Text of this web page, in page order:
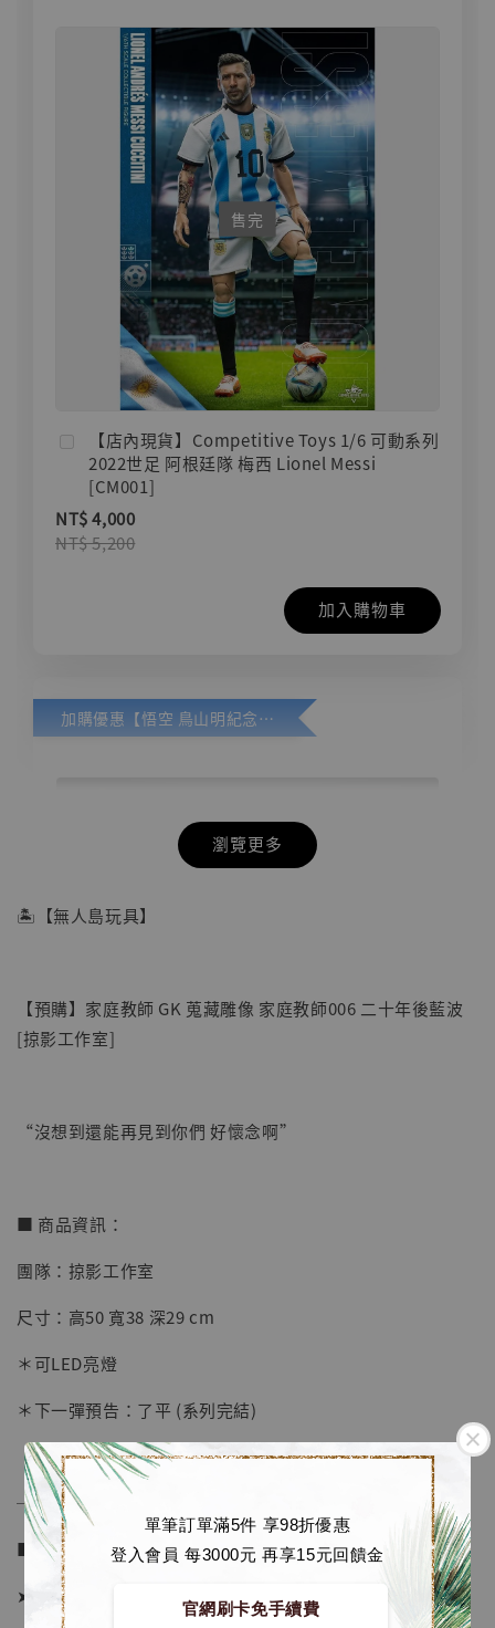
單筆訂單滿5件 享98折優惠
登入會員 每3000元 再享15元回饋金
官網刷卡免手續費
售完
【店內現貨】Competitive Toys 1/6 可動系列
2022世足 阿根廷隊 梅西 Lionel Messi
[CM001]
NT$ 4,000
NT$ 5,200
加入購物車
加購優惠【悟空 鳥山明紀念款 [奇蹟工作室]】
明紀念款 [奇蹟工作室]
NT$ 5,580
加購優惠【海賊王 布魯克達摩 [7STARS Studio]】
瀏覽更多
🏝【無人島玩具】
【預購】家庭教師 GK 蒐藏雕像 家庭教師006 二十年後藍波
[掠影工作室]
“沒想到還能再見到你們 好懷念啊”
■ 商品資訊：
團隊：掠影工作室
尺寸：高50 寬38 深29 cm
＊可LED亮燈
＊下一彈預告：了平 (系列完結)
──────────────
■ 販售資訊：
➤ 價格 11880元 (訂金6480)